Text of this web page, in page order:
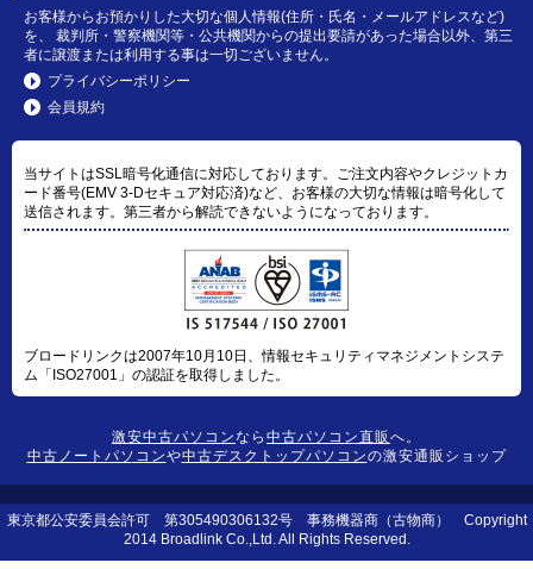
お客様からお預かりした大切な個人情報(住所・氏名・メールアドレスなど)
を、 裁判所・警察機関等・公共機関からの提出要請があった場合以外、第三
者に譲渡または利用する事は一切ございません。
プライバシーポリシー
会員規約
当サイトはSSL暗号化通信に対応しております。ご注文内容やクレジットカ
ード番号(EMV 3-Dセキュア対応済)など、お客様の大切な情報は暗号化して
送信されます。第三者から解読できないようになっております。
ブロードリンクは2007年10月10日、情報セキュリティマネジメントシステ
ム「ISO27001」の認証を取得しました。
激安中古パソコンなら 中古パソコン直販へ。
中古ノートパソコンや中古デスクトップパソコンの激安通販ショップ
東京都公安委員会許可 第305490306132号 事務機器商（古物商） Copyright
2014 Broadlink Co.,Ltd. All Rights Reserved.